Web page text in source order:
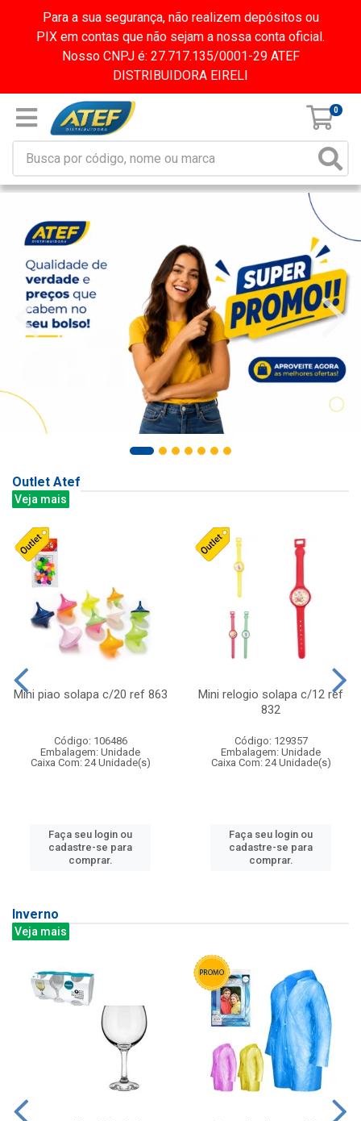
Para a sua segurança, não realizem depósitos ou
PIX em contas que não sejam a nossa conta oficial.
Nosso CNPJ é: 27.717.135/0001-29 ATEF
DISTRIBUIDORA EIRELI
0
Outlet Atef
Veja mais
Mini piao solapa c/20 ref 863
Código: 106486
Embalagem: Unidade
Caixa Com: 24 Unidade(s)
Faça seu login ou
cadastre-se para
comprar.
Mini relogio solapa c/12 ref
832
Código: 129357
Embalagem: Unidade
Caixa Com: 24 Unidade(s)
Faça seu login ou
cadastre-se para
comprar.
Inverno
Veja mais